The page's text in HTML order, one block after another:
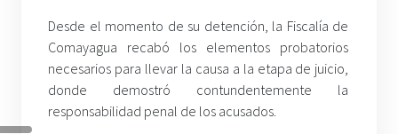
Desde el momento de su detención, la Fiscalía de
Comayagua recabó los elementos probatorios
necesarios para llevar la causa a la etapa de juicio,
donde demostró contundentemente la
responsabilidad penal de los acusados.